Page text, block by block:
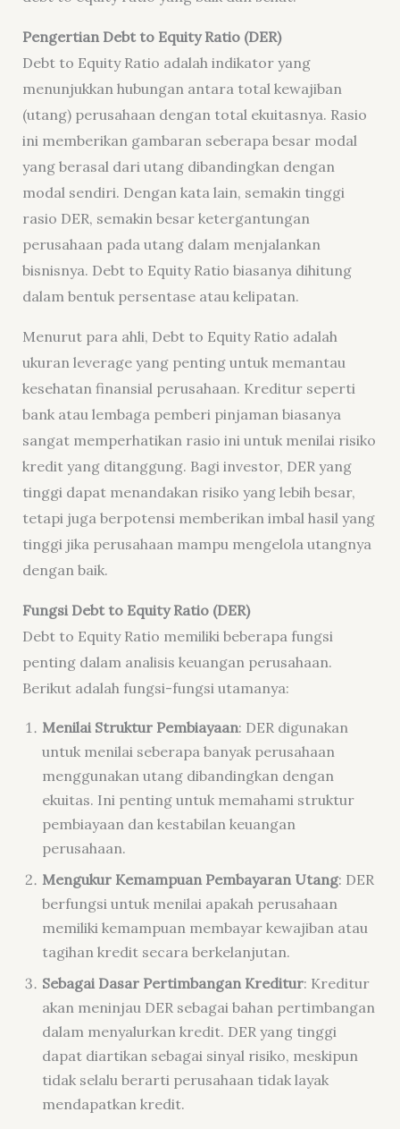
Pengertian Debt to Equity Ratio (DER)
Debt to Equity Ratio adalah indikator yang
menunjukkan hubungan antara total kewajiban
(utang) perusahaan dengan total ekuitasnya. Rasio
ini memberikan gambaran seberapa besar modal
yang berasal dari utang dibandingkan dengan
modal sendiri. Dengan kata lain, semakin tinggi
rasio DER, semakin besar ketergantungan
perusahaan pada utang dalam menjalankan
bisnisnya. Debt to Equity Ratio biasanya dihitung
dalam bentuk persentase atau kelipatan.
Menurut para ahli, Debt to Equity Ratio adalah
ukuran leverage yang penting untuk memantau
kesehatan finansial perusahaan. Kreditur seperti
bank atau lembaga pemberi pinjaman biasanya
sangat memperhatikan rasio ini untuk menilai risiko
kredit yang ditanggung. Bagi investor, DER yang
tinggi dapat menandakan risiko yang lebih besar,
tetapi juga berpotensi memberikan imbal hasil yang
tinggi jika perusahaan mampu mengelola utangnya
dengan baik.
Fungsi Debt to Equity Ratio (DER)
Debt to Equity Ratio memiliki beberapa fungsi
penting dalam analisis keuangan perusahaan.
Berikut adalah fungsi-fungsi utamanya:
Menilai Struktur Pembiayaan: DER digunakan
untuk menilai seberapa banyak perusahaan
menggunakan utang dibandingkan dengan
ekuitas. Ini penting untuk memahami struktur
pembiayaan dan kestabilan keuangan
perusahaan.
Mengukur Kemampuan Pembayaran Utang: DER
berfungsi untuk menilai apakah perusahaan
memiliki kemampuan membayar kewajiban atau
tagihan kredit secara berkelanjutan.
Sebagai Dasar Pertimbangan Kreditur: Kreditur
akan meninjau DER sebagai bahan pertimbangan
dalam menyalurkan kredit. DER yang tinggi
dapat diartikan sebagai sinyal risiko, meskipun
tidak selalu berarti perusahaan tidak layak
mendapatkan kredit.